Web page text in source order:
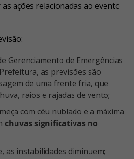
ações relacionadas ao evento
as previsões são
de uma frente fria, que
raios e rajadas de vento;
com céu nublado e a máxima
chuvas significativas no
as instabilidades diminuem;